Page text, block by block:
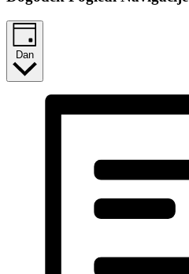
Dan